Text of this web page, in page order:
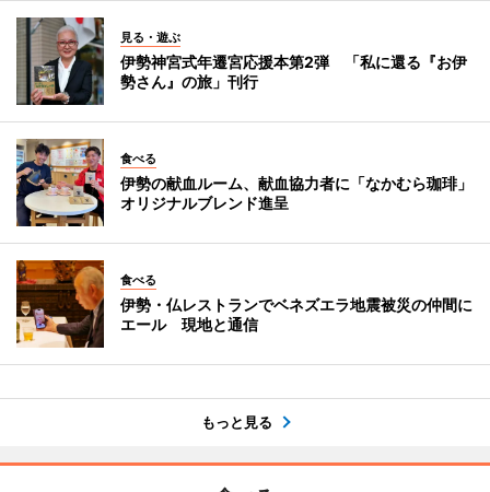
見る・遊ぶ
伊勢神宮式年遷宮応援本第2弾 「私に還る『お伊
勢さん』の旅」刊行
食べる
伊勢の献血ルーム、献血協力者に「なかむら珈琲」
オリジナルブレンド進呈
食べる
伊勢・仏レストランでベネズエラ地震被災の仲間に
エール 現地と通信
もっと見る